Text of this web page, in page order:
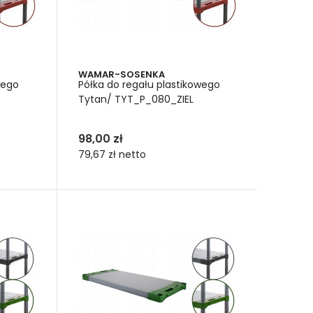
co czyni go praktycznym rozwiązaniem dla
bezpieczne przechowywanie narzędzi, części
bez problemu radzą sobie w wymagających
standardy jakości i jednocześnie odpowiada na
tworzywa sztucznego są wyjątkowo uniwersalne i
Półki z HDF świetnie sprawdzają się w
i kontakt z różnymi rodzajami produktów.
Dzięki temu regał magazynowy lub
umożliwiają dopasowanie nośności do
WAMAR-SOSENKA
Półka do regału plastikowego
Tytan/ TYT_P_080_ZIEL
98,00 zł
79,67 zł netto